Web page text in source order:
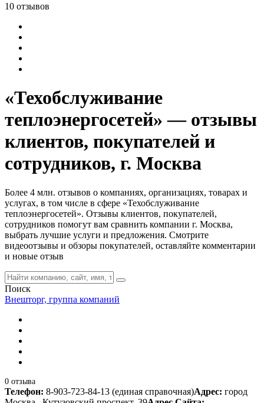
10 отзывов
«Техобслуживание
теплоэнергосетей» — отзывы
клиентов, покупателей и
сотрудников, г. Москва
Более 4 млн. отзывов о компаниях, организациях, товарах и
услугах, в том числе в сфере «Техобслуживание
теплоэнергосетей». Отзывы клиентов, покупателей,
сотрудников помогут вам сравнить компании г. Москва,
выбрать лучшие услуги и предложения. Смотрите
видеоотзывы и обзоры покупателей, оставляйте комментарии
и новые отзыв
Поиск
Внешторг, группа компаний
0 отзыва
Телефон: 8-903-723-84-13 (единая справочная)Адрес: город